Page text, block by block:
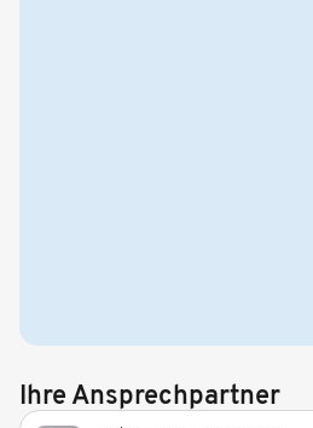
Ihre Ansprechpartner